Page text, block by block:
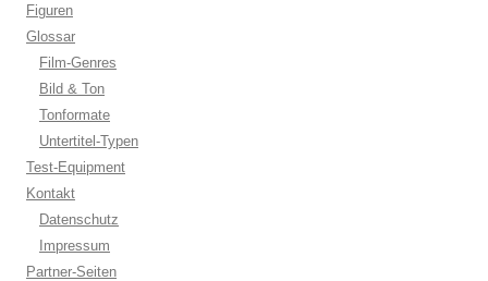
Figuren
Glossar
Film-Genres
Bild & Ton
Tonformate
Untertitel-Typen
Test-Equipment
Kontakt
Datenschutz
Impressum
Partner-Seiten